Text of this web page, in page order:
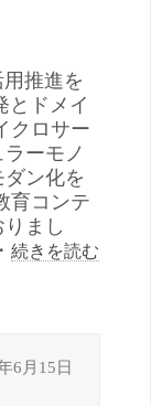
推進を
とドメイ
クロサー
ーモノ
ン化を
育コンテ
まし
続きを読む
6月15日